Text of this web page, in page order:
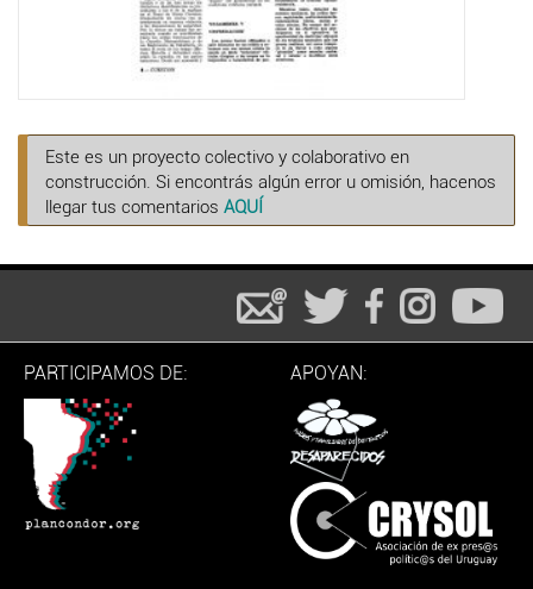
Este es un proyecto colectivo y colaborativo en
construcción. Si encontrás algún error u omisión, hacenos
llegar tus comentarios AQUÍ
PARTICIPAMOS DE: APOYAN: